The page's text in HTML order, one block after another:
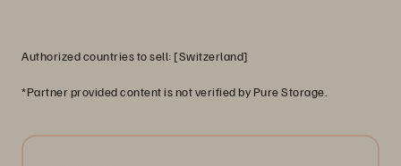
Authorized countries to sell: [Switzerland]
*Partner provided content is not verified by Pure Storage.